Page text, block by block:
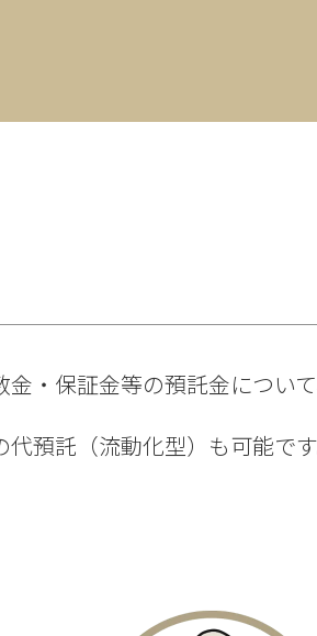
金・保証金等の預託金につい
預託（流動化型）も可能です